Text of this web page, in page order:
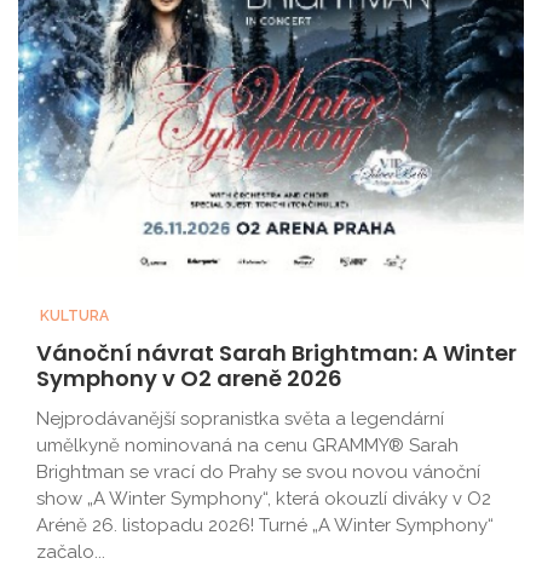
KULTURA
Vánoční návrat Sarah Brightman: A Winter
Symphony v O2 areně 2026
Nejprodávanější sopranistka světa a legendární
umělkyně nominovaná na cenu GRAMMY® Sarah
Brightman se vrací do Prahy se svou novou vánoční
show „A Winter Symphony“, která okouzlí diváky v O2
Aréně 26. listopadu 2026! Turné „A Winter Symphony“
začalo...